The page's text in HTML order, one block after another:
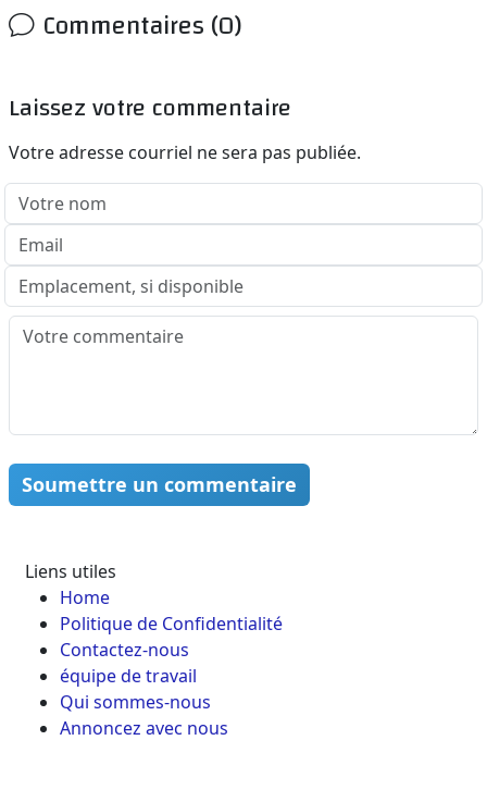
Commentaires (0)
Laissez votre commentaire
Votre adresse courriel ne sera pas publiée.
Soumettre un commentaire
Liens utiles
Home
Politique de Confidentialité
Contactez-nous
équipe de travail
Qui sommes-nous
Annoncez avec nous